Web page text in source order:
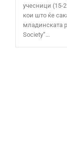
учесници (15-
кои што ќе
младинската
Society“...